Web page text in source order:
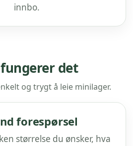
innbo.
det
og trygt å leie minilager.
forespørsel
størrelse du ønsker, hva